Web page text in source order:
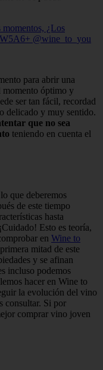
¿Los
@wine_to_you
para abrir una
momento óptimo y
ser tan fácil, recordad
delicado y muy sentido.
que no sea
teniendo en cuenta el
que deberemos
de este tiempo
hasta
Esto es teoría,
en Wine to
mitad de este
y se afinan
incluso podemos
hacer en Wine to
la evolución del vino
consultar. Si por
comprar vino joven